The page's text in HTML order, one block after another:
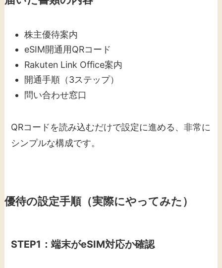
株主優待案内
eSIM開通用QRコード
Rakuten Link Office案内
開通手順（3ステップ）
問い合わせ窓口
QRコードを読み込むだけで設定に進める、非常に
シンプルな構成です。
優待の設定手順（実際にやってみた）
STEP1：端末がeSIM対応か確認